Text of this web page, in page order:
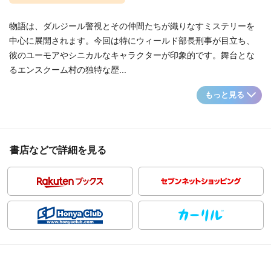
物語は、ダルジール警視とその仲間たちが織りなすミステリーを
中心に展開されます。今回は特にウィールド部長刑事が目立ち、
彼のユーモアやシニカルなキャラクターが印象的です。舞台とな
るエンスクーム村の独特な歴...
もっと見る
書店などで詳細を見る